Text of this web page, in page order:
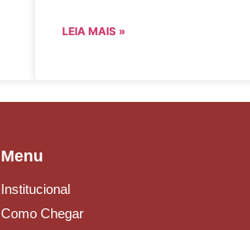
LEIA MAIS »
Menu
Institucional
Como Chegar